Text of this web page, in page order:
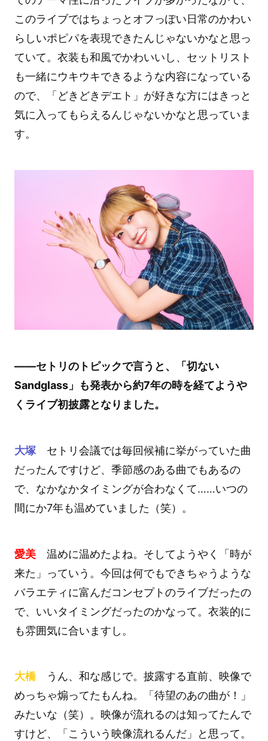
このライブではちょっとオフっぽい日常のかわい
らしいポピパを表現できたんじゃないかなと思っ
ていて。衣装も和風でかわいいし、セットリスト
も一緒にウキウキできるような内容になっている
ので、「どきどきデエト」が好きな方にはきっと
気に入ってもらえるんじゃないかなと思っていま
す。
――セトリのトピックで言うと、「切ない
Sandglass」も発表から約7年の時を経てようや
くライブ初披露となりました。
大塚セトリ会議では毎回候補に挙がっていた曲
だったんですけど、季節感のある曲でもあるの
で、なかなかタイミングが合わなくて……いつの
間にか7年も温めていました（笑）。
愛美温めに温めたよね。そしてようやく「時が
来た」っていう。今回は何でもできちゃうような
バラエティに富んだコンセプトのライブだったの
で、いいタイミングだったのかなって。衣装的に
も雰囲気に合いますし。
大橋うん、和な感じで。披露する直前、映像で
めっちゃ煽ってたもんね。「待望のあの曲が！」
みたいな（笑）。映像が流れるのは知ってたんで
すけど、「こういう映像流れるんだ」と思って。